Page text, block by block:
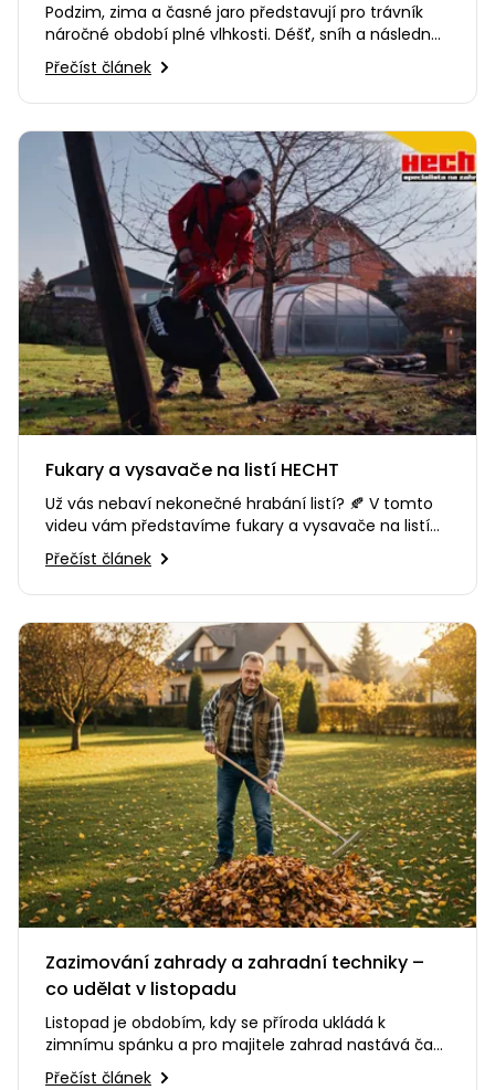
Podzim, zima a časné jaro představují pro trávník
náročné období plné vlhkosti. Déšť, sníh a následné
oblevy způsobují…
Přečíst článek
Fukary a vysavače na listí HECHT
Už vás nebaví nekonečné hrabání listí? 🍂 V tomto
videu vám představíme fukary a vysavače na listí
HECHT. Ať už hledáte…
Přečíst článek
Zazimování zahrady a zahradní techniky –
co udělat v listopadu
Listopad je obdobím, kdy se příroda ukládá k
zimnímu spánku a pro majitele zahrad nastává čas
posledních příprav před…
Přečíst článek